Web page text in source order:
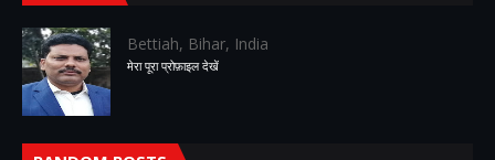
Bettiah, Bihar, India
मेरा पूरा प्रोफ़ाइल देखें